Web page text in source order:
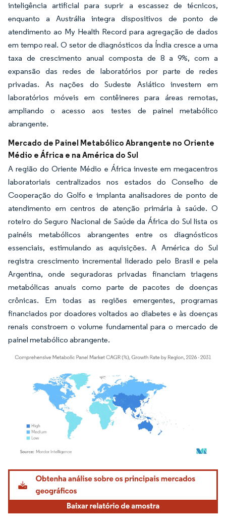
inteligência artificial para suprir a escassez de técnicos,
enquanto a Austrália integra dispositivos de ponto de
atendimento ao My Health Record para agregação de dados
em tempo real. O setor de diagnósticos da Índia cresce a uma
taxa de crescimento anual composta de 8 a 9%, com a
expansão das redes de laboratórios por parte de redes
privadas. As nações do Sudeste Asiático investem em
laboratórios móveis em contêineres para áreas remotas,
ampliando o acesso aos testes de painel metabólico
abrangente.
Mercado de Painel Metabólico Abrangente no Oriente
Médio e África e na América do Sul
A região do Oriente Médio e África investe em megacentros
laboratoriais centralizados nos estados do Conselho de
Cooperação do Golfo e implanta analisadores de ponto de
atendimento em centros de atenção primária à saúde. O
roteiro do Seguro Nacional de Saúde da África do Sul lista os
painéis metabólicos abrangentes entre os diagnósticos
essenciais, estimulando as aquisições. A América do Sul
registra crescimento incremental liderado pelo Brasil e pela
Argentina, onde seguradoras privadas financiam triagens
metabólicas anuais como parte de pacotes de doenças
crônicas. Em todas as regiões emergentes, programas
financiados por doadores voltados ao diabetes e às doenças
renais constroem o volume fundamental para o mercado de
painel metabólico abrangente.
Imagem © Mordor Intelligence. O reuso requer atribuição conforme CC BY 4.0.